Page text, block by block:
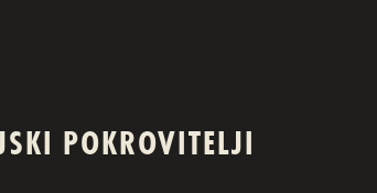
POKROVITELJI